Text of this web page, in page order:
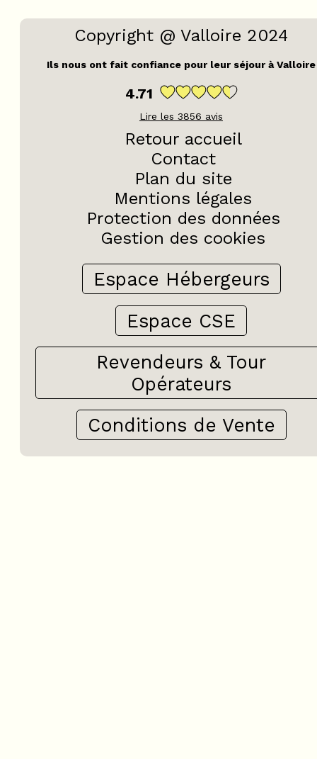
Copyright @ Valloire 2024
Ils nous ont fait confiance pour leur séjour à Valloire
4.71
Lire les 3856 avis
Retour accueil
Contact
Plan du site
Mentions légales
Protection des données
Gestion des cookies
Espace Hébergeurs
Espace CSE
Revendeurs & Tour
Opérateurs
Conditions de Vente